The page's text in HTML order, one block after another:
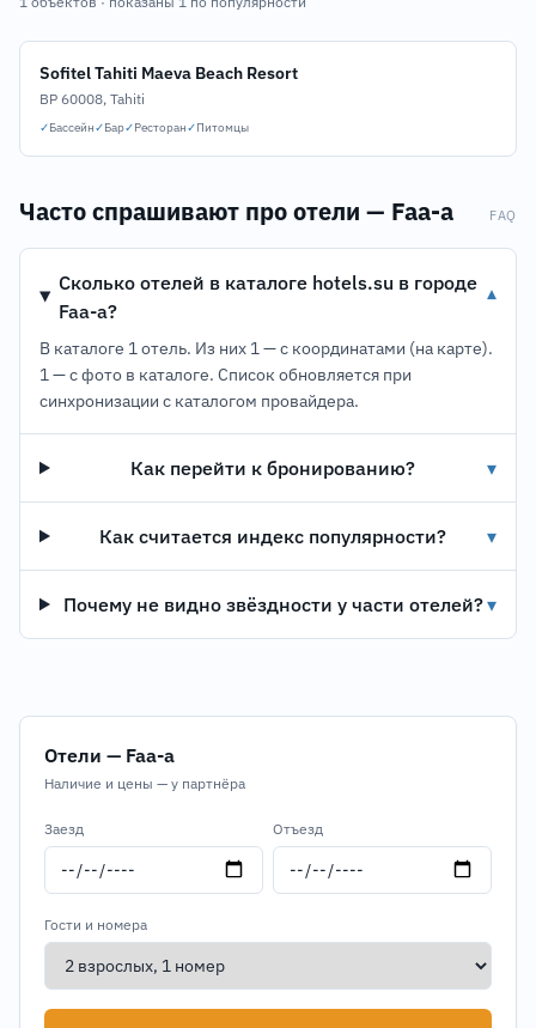
Sofitel Tahiti Maeva Beach Resort
BP 60008, Tahiti
✓Бассейн✓Бар✓Ресторан✓Питомцы
Часто спрашивают про отели — Faa-a FAQ
Сколько отелей в каталоге hotels.su в городе
Faa-a?
▾
В каталоге 1 отель. Из них 1 — с координатами (на карте).
1 — с фото в каталоге. Список обновляется при
синхронизации с каталогом провайдера.
Как перейти к бронированию? ▾
Как считается индекс популярности? ▾
Почему не видно звёздности у части отелей?▾
Отели — Faa-a
Наличие и цены — у партнёра
Заезд Отъезд
Гости и номера